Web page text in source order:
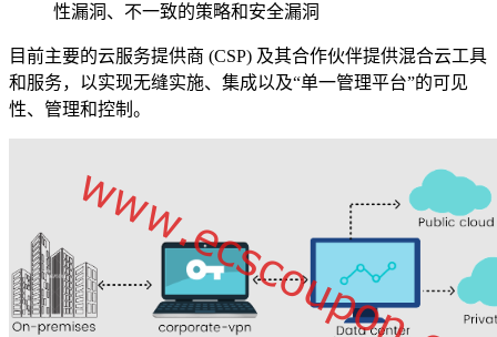
性漏洞、不一致的策略和安全漏洞
目前主要的云服务提供商 (CSP) 及其合作伙伴提供混合云工具
和服务，以实现无缝实施、集成以及“单一管理平台”的可见
性、管理和控制。